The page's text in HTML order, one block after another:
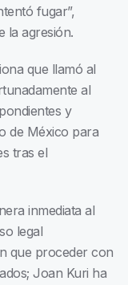
fugar”,
la agresión.
que llamó al
al
y
de México para
tras el
inmediata al
legal
que proceder con
Joan Kuri ha